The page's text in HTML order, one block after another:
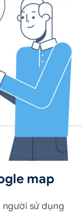
map
sử dụng